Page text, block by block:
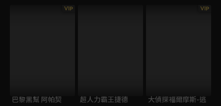
VIP
巴黎黑幫 阿帕契 超人力霸王捷德
VIP
大偵探福爾摩斯-逃